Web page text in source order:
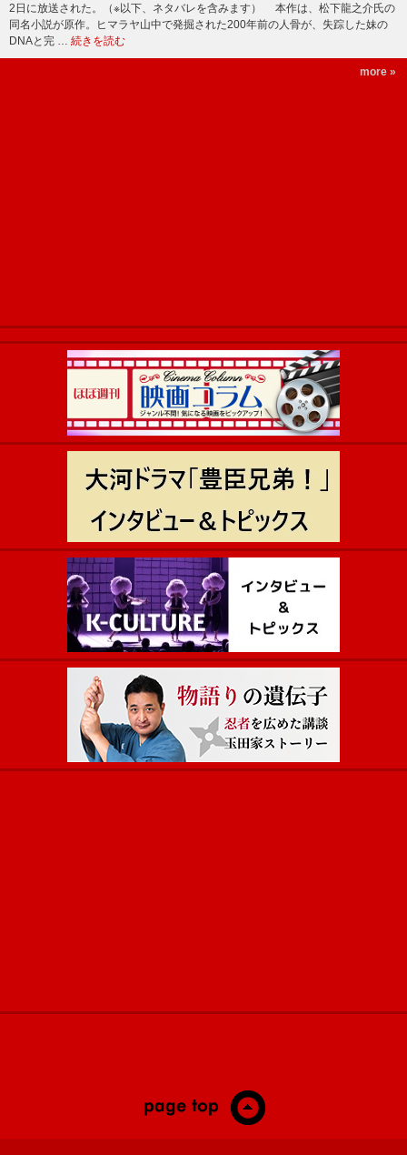
2日に放送された。（※以下、ネタバレを含みます） 本作は、松下龍之介氏の
同名小説が原作。ヒマラヤ山中で発掘された200年前の人骨が、失踪した妹の
DNAと完 … 続きを読む
more »